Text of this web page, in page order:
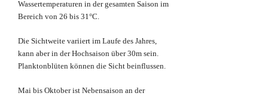
Wassertemperaturen in der gesamten Saison im
Bereich von 26 bis 31°C.
Die Sichtweite variiert im Laufe des Jahres,
kann aber in der Hochsaison über 30m sein.
Planktonblüten können die Sicht beinflussen.
Mai bis Oktober ist Nebensaison an der